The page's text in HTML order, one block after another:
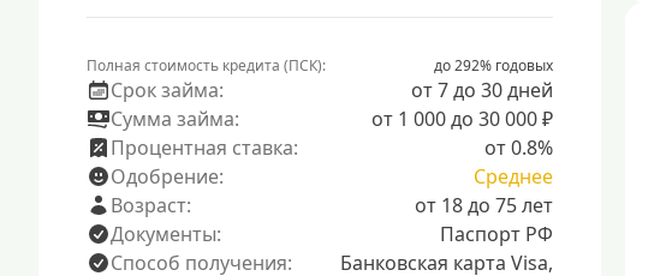
Полная стоимость кредита (ПСК): до 292% годовых
Срок займа:
от 7 до 30 дней
Сумма займа:
от 1 000 до 30 000 ₽
Процентная ставка:
от 0.8%
Одобрение:
Среднее
Возраст:
от 18 до 75 лет
Документы:
Паспорт РФ
Способ получения:
Банковская карта Visa,